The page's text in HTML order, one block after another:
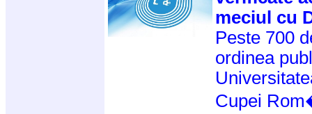
meciul cu
Peste 700
ordinea
Cupei